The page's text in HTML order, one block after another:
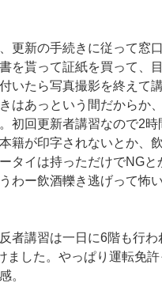
更新の手続きに従って窓
を貰って証紙を買って、
いたら写真撮影を終えて
はあっという間だからか
初回更新者講習なので2時
籍が印字されないとか、
タイは持っただけでNGと
わー飲酒轢き逃げって怖い
者講習は一日に6階も行わ
ました。やっぱり運転免許
。